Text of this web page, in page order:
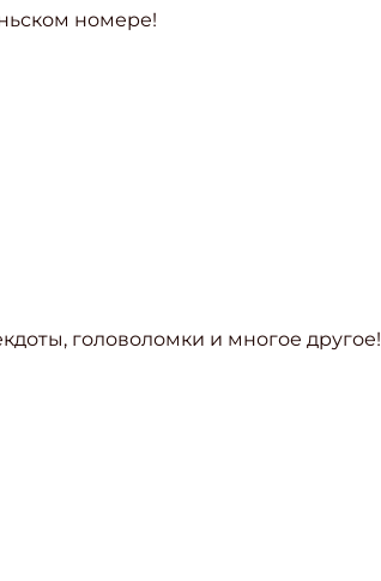
номере!
головоломки и многое другое!